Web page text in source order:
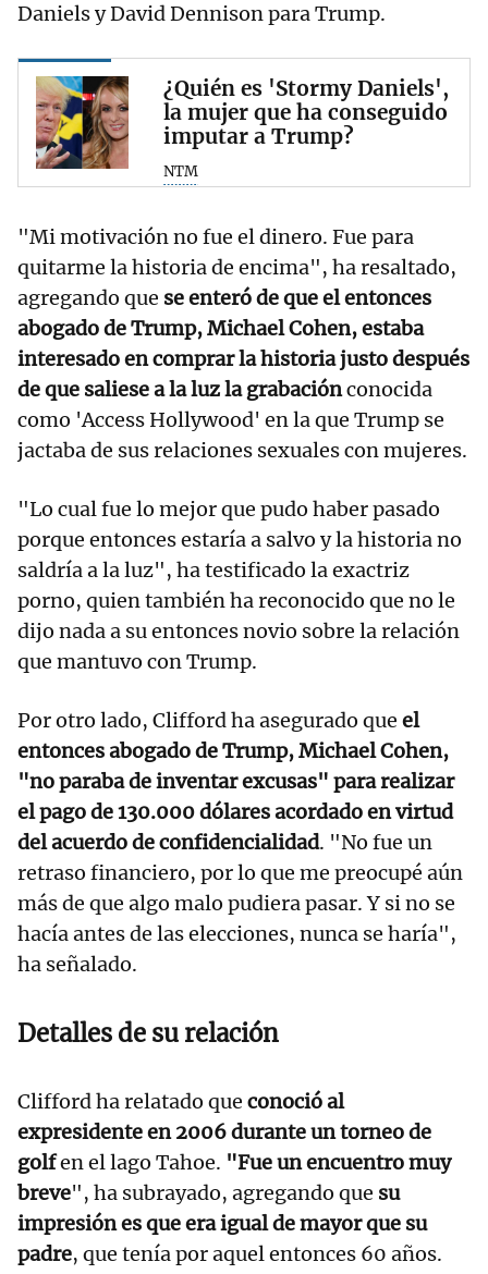
Daniels y David Dennison para Trump.
¿Quién es 'Stormy Daniels',
la mujer que ha conseguido
imputar a Trump?
NTM
"Mi motivación no fue el dinero. Fue para
quitarme la historia de encima", ha resaltado,
agregando que se enteró de que el entonces
abogado de Trump, Michael Cohen, estaba
interesado en comprar la historia justo después
de que saliese a la luz la grabaciónconocida
como 'Access Hollywood' en la que Trump se
jactaba de sus relaciones sexuales con mujeres.
"Lo cual fue lo mejor que pudo haber pasado
porque entonces estaría a salvo y la historia no
saldría a la luz", ha testificado la exactriz
porno, quien también ha reconocido que no le
dijo nada a su entonces novio sobre la relación
que mantuvo con Trump.
Por otro lado, Clifford ha asegurado que el
entonces abogado de Trump, Michael Cohen,
"no paraba de inventar excusas" para realizar
el pago de 130.000 dólares acordado en virtud
del acuerdo de confidencialidad. "No fue un
retraso financiero, por lo que me preocupé aún
más de que algo malo pudiera pasar. Y si no se
hacía antes de las elecciones, nunca se haría",
ha señalado.
Detalles de su relación
Clifford ha relatado que conoció al
expresidente en 2006 durante un torneo de
golfen el lago Tahoe. "Fue un encuentro muy
breve", ha subrayado, agregando que su
impresión es que era igual de mayor que su
padre, que tenía por aquel entonces 60 años.